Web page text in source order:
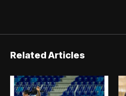
Related Articles